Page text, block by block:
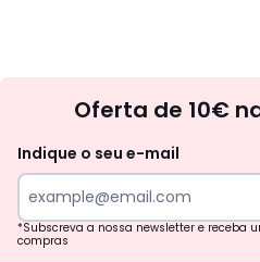
Oferta de 10€
Indique o seu e-mail
*Subscreva a nossa newsletter e receba
compras